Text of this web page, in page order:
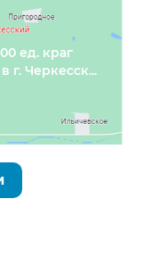
ед. краг
г. Черкесск...